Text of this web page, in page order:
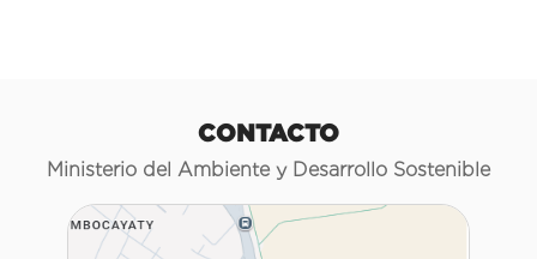
CONTACTO
Ministerio del Ambiente y Desarrollo Sostenible